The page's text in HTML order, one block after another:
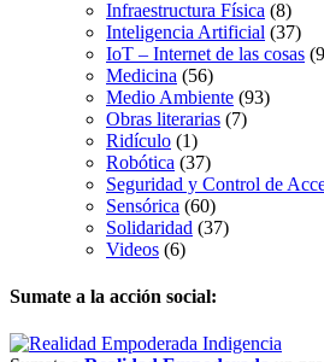
Infraestructura Física (8)
Inteligencia Artificial (37)
IoT – Internet de las cosas
Medicina (56)
Medio Ambiente (93)
Obras literarias (7)
Ridículo (1)
Robótica (37)
Seguridad y Control de
Sensórica (60)
Solidaridad (37)
Videos (6)
Sumate a la acción social: